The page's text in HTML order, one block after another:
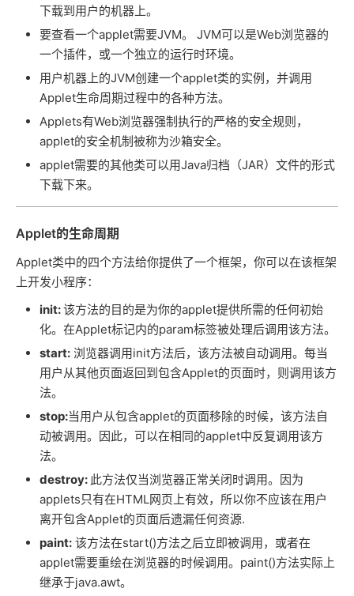
下载到用户的机器上。
要查看一个applet需要JVM。 JVM可以是Web浏览器的
一个插件，或一个独立的运行时环境。
用户机器上的JVM创建一个applet类的实例，并调用
Applet生命周期过程中的各种方法。
Applets有Web浏览器强制执行的严格的安全规则，
applet的安全机制被称为沙箱安全。
applet需要的其他类可以用Java归档（JAR）文件的形式
下载下来。
Applet的生命周期
Applet类中的四个方法给你提供了一个框架，你可以在该框架
上开发小程序：
init:该方法的目的是为你的applet提供所需的任何初始
化。在Applet标记内的param标签被处理后调用该方法。
start: 浏览器调用init方法后，该方法被自动调用。每当
用户从其他页面返回到包含Applet的页面时，则调用该方
法。
stop:当用户从包含applet的页面移除的时候，该方法自
动被调用。因此，可以在相同的applet中反复调用该方
法。
destroy: 此方法仅当浏览器正常关闭时调用。因为
applets只有在HTML网页上有效，所以你不应该在用户
离开包含Applet的页面后遗漏任何资源.
paint: 该方法在start()方法之后立即被调用，或者在
applet需要重绘在浏览器的时候调用。paint()方法实际上
继承于java.awt。